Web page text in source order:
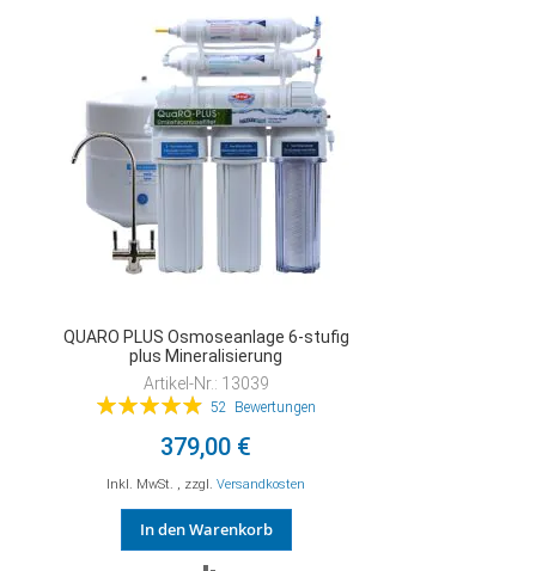
HINZUFÜGEN
QUARO PLUS Osmoseanlage 6-stufig
plus Mineralisierung
Artikel-Nr.: 13039
Bewertung:
52 Bewertungen
379,00 €
Inkl. MwSt. , zzgl.Versandkosten
In den Warenkorb